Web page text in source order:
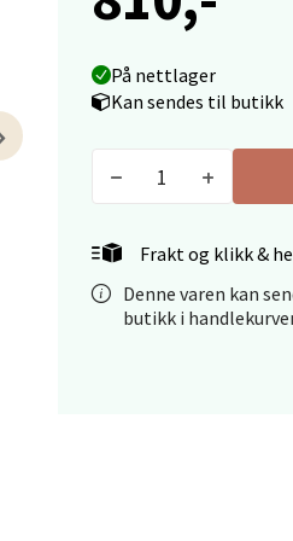
På nettlager
Kan sendes til butikk
Frakt og klikk &
Denne varen kan
butikk i
Velg